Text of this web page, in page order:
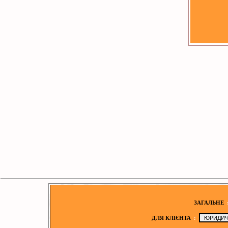
ЗАГАЛЬНЕ
ДЛЯ КЛІЄНТА :